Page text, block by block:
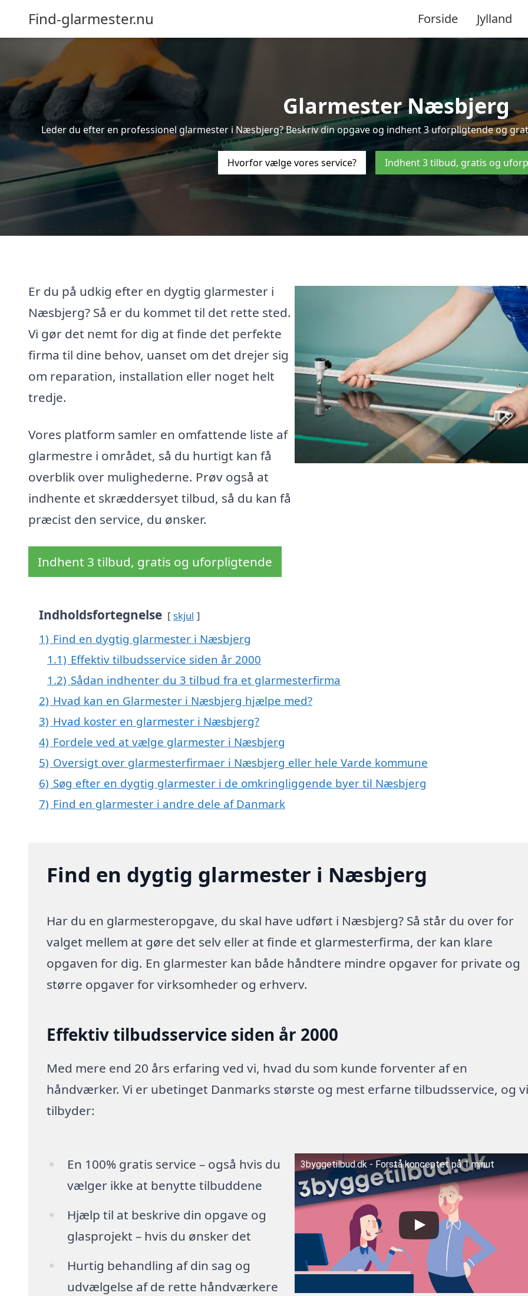
Find-glarmester.nu Forside Jylland
Glarmester Næsbjerg
Leder du efter en professionel glarmester i Næsbjerg? Beskriv din opgave og indhent 3 uforpligtende og
Hvorfor vælge vores service? Indhent 3 tilbud, gratis og
Er du på udkig efter en dygtig glarmester i
Næsbjerg? Så er du kommet til det rette sted.
Vi gør det nemt for dig at finde det perfekte
firma til dine behov, uanset om det drejer sig
om reparation, installation eller noget helt
tredje.
Vores platform samler en omfattende liste af
glarmestre i området, så du hurtigt kan få
overblik over mulighederne. Prøv også at
indhente et skræddersyet tilbud, så du kan få
præcist den service, du ønsker.
Indhent 3 tilbud, gratis og uforpligtende
Indholdsfortegnelse skjul
1) Find en dygtig glarmester i Næsbjerg
1.1) Effektiv tilbudsservice siden år 2000
1.2) Sådan indhenter du 3 tilbud fra et glarmesterfirma
2) Hvad kan en Glarmester i Næsbjerg hjælpe med?
3) Hvad koster en glarmester i Næsbjerg?
4) Fordele ved at vælge glarmester i Næsbjerg
5) Oversigt over glarmesterfirmaer i Næsbjerg eller hele Varde kommune
6) Søg efter en dygtig glarmester i de omkringliggende byer til Næsbjerg
7) Find en glarmester i andre dele af Danmark
Find en dygtig glarmester i Næsbjerg
Har du en glarmesteropgave, du skal have udført i Næsbjerg? Så står du over for
valget mellem at gøre det selv eller at finde et glarmesterfirma, der kan klare
opgaven for dig. En glarmester kan både håndtere mindre opgaver for private og
større opgaver for virksomheder og erhverv.
Effektiv tilbudsservice siden år 2000
Med mere end 20 års erfaring ved vi, hvad du som kunde forventer af en
håndværker. Vi er ubetinget Danmarks største og mest erfarne tilbudsservice, og
tilbyder:
En 100% gratis service – også hvis du
vælger ikke at benytte tilbuddene
Hjælp til at beskrive din opgave og
glasprojekt – hvis du ønsker det
Hurtig behandling af din sag og
udvælgelse af de rette håndværkere
3byggetilbud.dk - Forstå konceptet på 1 minut